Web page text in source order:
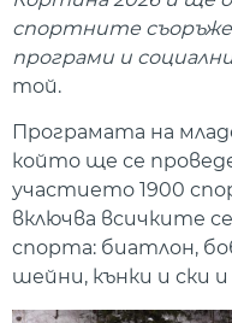
спортните
програми и
той.
Програмата на
който ще се
участието 1900
включва всичките
спорта: биатлон,
шейни, кънки и ски